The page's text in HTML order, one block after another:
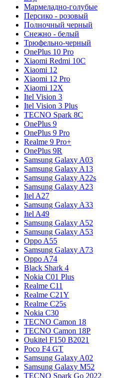
Мармеладно-голубые
Персико - розовый
Полночный черный
Снежно - белый
Трюфельно-черный
OnePlus 10 Pro
Xiaomi Redmi 10C
Xiaomi 12
Xiaomi 12 Pro
Xiaomi 12X
Itel Vision 3
Itel Vision 3 Plus
TECNO Spark 8C
OnePlus 9
OnePlus 9 Pro
Realme 9 Pro+
OnePlus 9R
Samsung Galaxy A03
Samsung Galaxy A13
Samsung Galaxy A22s
Samsung Galaxy A23
Itel A27
Samsung Galaxy A33
Itel A49
Samsung Galaxy A52
Samsung Galaxy A53
Oppo A55
Samsung Galaxy A73
Oppo A74
Black Shark 4
Nokia C01 Plus
Realme C11
Realme C21Y
Realme C25s
Nokia C30
TECNO Camon 18
TECNO Camon 18P
Oukitel F150 B2021
Poco F4 GT
Samsung Galaxy A02
Samsung Galaxy M52
TECNO Spark Go 2022